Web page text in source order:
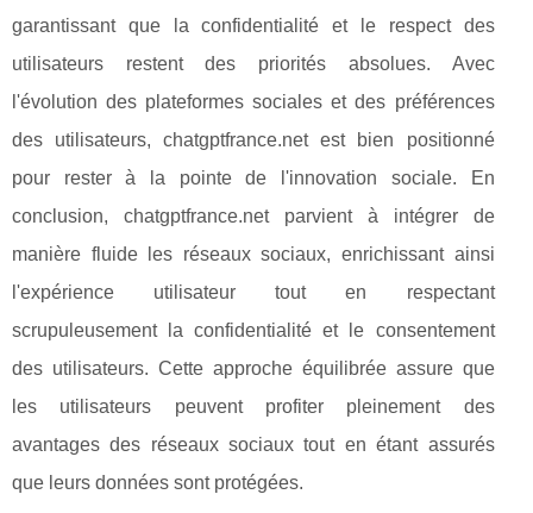
garantissant que la confidentialité et le respect des
utilisateurs restent des priorités absolues. Avec
l'évolution des plateformes sociales et des préférences
des utilisateurs, chatgptfrance.net est bien positionné
pour rester à la pointe de l'innovation sociale. En
conclusion, chatgptfrance.net parvient à intégrer de
manière fluide les réseaux sociaux, enrichissant ainsi
l'expérience utilisateur tout en respectant
scrupuleusement la confidentialité et le consentement
des utilisateurs. Cette approche équilibrée assure que
les utilisateurs peuvent profiter pleinement des
avantages des réseaux sociaux tout en étant assurés
que leurs données sont protégées.